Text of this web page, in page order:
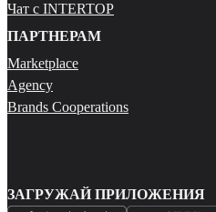
Чат с INTERTOP
ПАРТНЕРАМ
Marketplace
Agency
Brands Cooperations
ЗАГРУЖАЙ ПРИЛОЖЕНИЯ